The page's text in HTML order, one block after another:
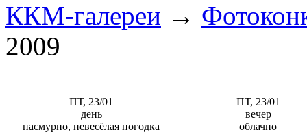
ККМ-галереи →
2009
ПТ, 23/01
день
пасмурно, невесёлая погодка
ПТ, 23/01
вечер
облачно